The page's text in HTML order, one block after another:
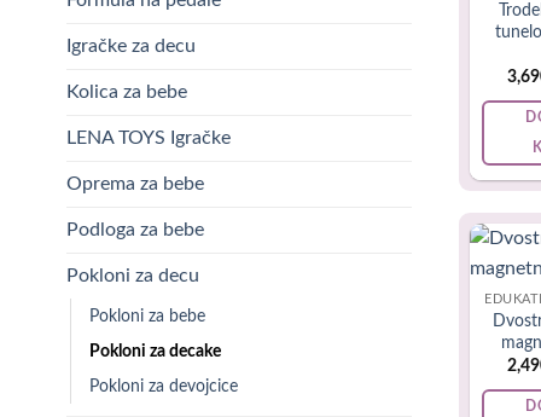
Igračke za decu
Kolica za bebe
LENA TOYS Igračke
Oprema za bebe
Podloga za bebe
Pokloni za decu
Pokloni za bebe
Pokloni za decake
Pokloni za devojcice
Deset
dovoljno
postoji
Od cipela
Ako